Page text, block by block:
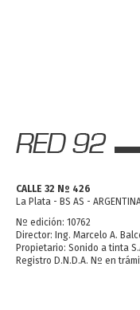
CALLE 32 Nº 426
La Plata - BS AS -
Nº edición: 10762
Director: Ing. Marcelo A.
Propietario: Sonido a tinta
Registro D.N.D.A. Nº en